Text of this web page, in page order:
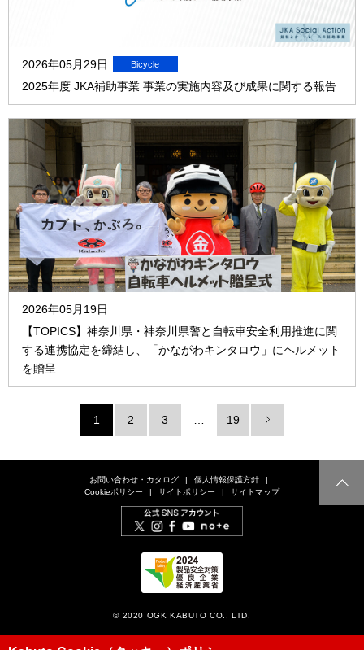
2026年05月29日
2025年度 JKA補助事業 事業の実施内容及び成果に関する報告
2026年05月19日
【TOPICS】神奈川県・神奈川県警と自転車安全利用推進に関
する連携協定を締結し、「かながわキンタロウ」にヘルメット
を贈呈
1 2 3 19
お問い合わせ・カタログ
個人情報保護方針
Cookieポリシー
サイトポリシー サイトマップ
© 2020 OGK KABUTO CO., LTD.